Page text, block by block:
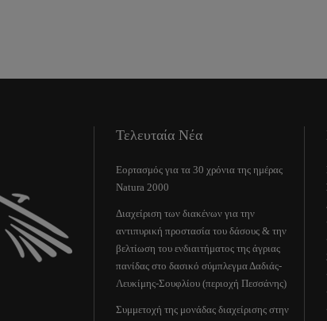
Τελευταία Νέα
Εορτασμός για τα 30 χρόνια της ημέρας
Natura 2000
Διαχείριση των διακένων για την
αντιπυρική προστασία του δάσους & την
βελτίωση του ενδιαιτήματος της άγριας
πανίδας στο δασικό σύμπλεγμα Δαδιάς-
Λευκίμης-Σουφλίου (περιοχή Πεσσάνης)
Συμμετοχή της μονάδας διαχείρισης στην